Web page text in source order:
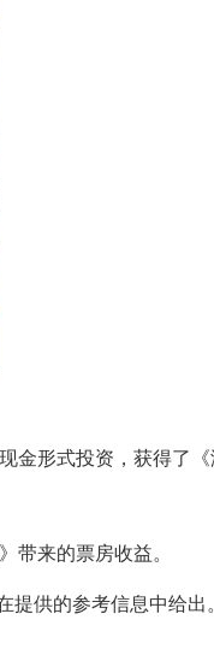
金形式投资，获得了
来的票房收益。
提供的参考信息中给